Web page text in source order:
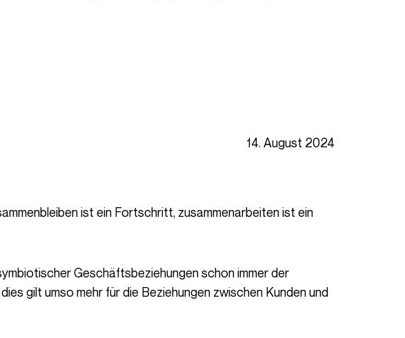
14. August 2024
gilt umso mehr für die Beziehungen zwischen Kunden und